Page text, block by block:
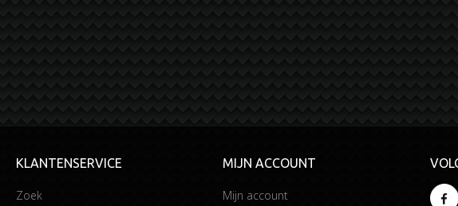
KLANTENSERVICE
Zoek
MIJN ACCOUNT
Mijn account